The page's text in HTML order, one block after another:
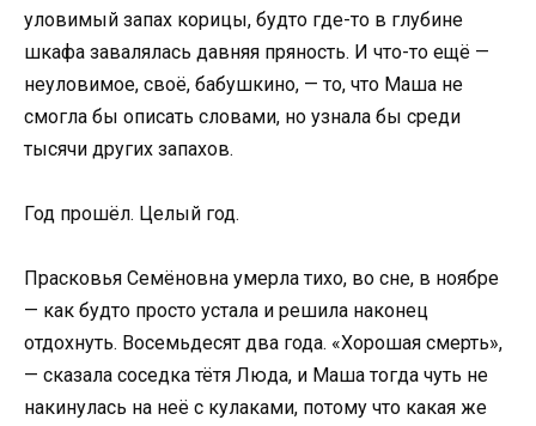
уловимый запах корицы, будто где-то в глубине
шкафа завалялась давняя пряность. И что-то ещё —
неуловимое, своё, бабушкино, — то, что Маша не
смогла бы описать словами, но узнала бы среди
тысячи других запахов.
Год прошёл. Целый год.
Прасковья Семёновна умерла тихо, во сне, в ноябре
— как будто просто устала и решила наконец
отдохнуть. Восемьдесят два года. «Хорошая смерть»,
— сказала соседка тётя Люда, и Маша тогда чуть не
накинулась на неё с кулаками, потому что какая же